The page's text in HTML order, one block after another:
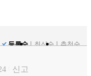
등록순
최신순 추천순
신고